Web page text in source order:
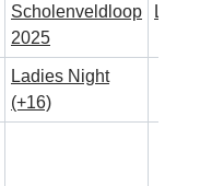
Scholenveldloop
2025
Ladies Night
(+16)